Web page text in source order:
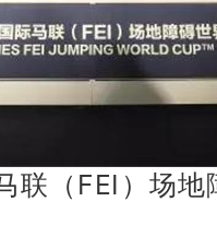
联（FEI）场地